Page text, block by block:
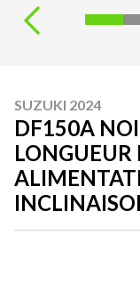
SUZUKI 2024
DF150A
LONGUEUR